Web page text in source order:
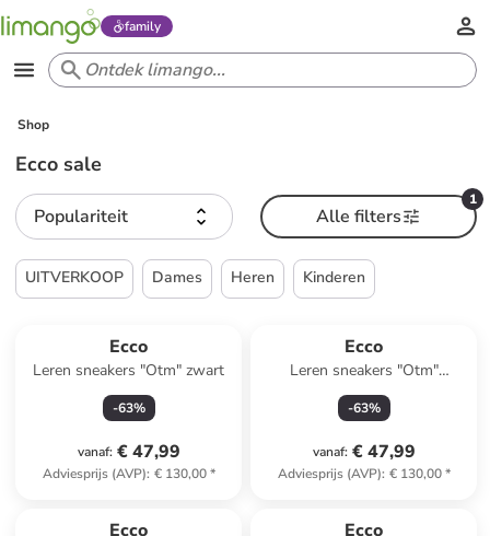
family
Shop
Ecco sale
Populariteit
1
Alle filters
UITVERKOOP Dames Heren Kinderen
Ecco
Leren sneakers "Otm" zwart
-63%
vanaf: € 47,99
Adviesprijs (AVP): € 130,00*
Ecco
Leren sneakers "Otm"
grijs/zilverkleurig
-63%
vanaf: € 47,99
Adviesprijs (AVP): € 130,00*
Ecco Ecco